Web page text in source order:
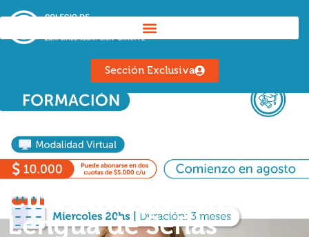
Sección Exclusiva
Curso Integral en
Lengua de Señas